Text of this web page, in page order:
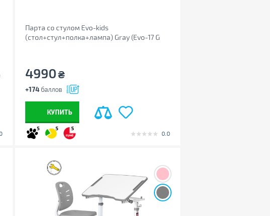
Парта со стулом Evo-kids
(стол+стул+полка+лампа) Gray (Evo-17 G
4990₴
+174 баллов
КУПИТЬ
5 5 5
0.0